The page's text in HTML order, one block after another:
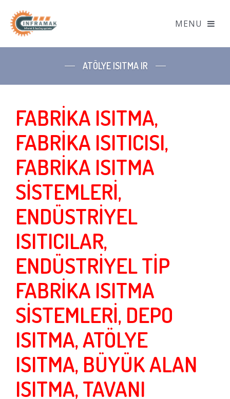
ATÖLYE ISITMA IR
FABRİKA ISITMA,
FABRİKA ISITICISI,
FABRİKA ISITMA
SİSTEMLERİ,
ENDÜSTRİYEL
ISITICILAR,
ENDÜSTRİYEL TİP
FABRİKA ISITMA
SİSTEMLERİ, DEPO
ISITMA, ATÖLYE
ISITMA, BÜYÜK ALAN
ISITMA, TAVANI